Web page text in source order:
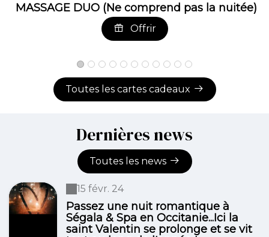
MASSAGE DUO (Ne comprend pas la nuitée)
Offrir
Toutes les cartes cadeaux
Dernières news
Toutes les news
15 févr. 24
Passez une nuit romantique à
Ségala & Spa en Occitanie...Ici la
saint Valentin se prolonge et se vit